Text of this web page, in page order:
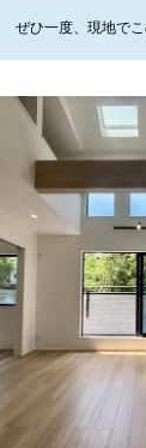
ぜひ一度、現地で